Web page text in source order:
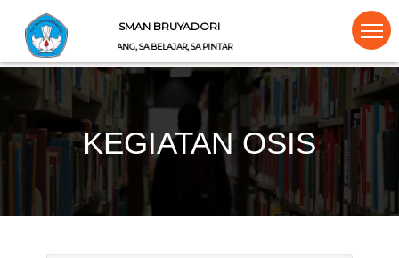
SMAN BRUYADORI
SA DATANG, SA BELAJAR, SA PINTAR
KEGIATAN OSIS